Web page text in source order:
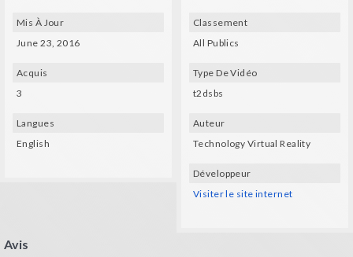
Mis À Jour
June 23, 2016
Acquis
3
Langues
English
Classement
All Publics
Type De Vidéo
t2dsbs
Auteur
Technology Virtual Reality
Développeur
Visiter le site internet
Avis